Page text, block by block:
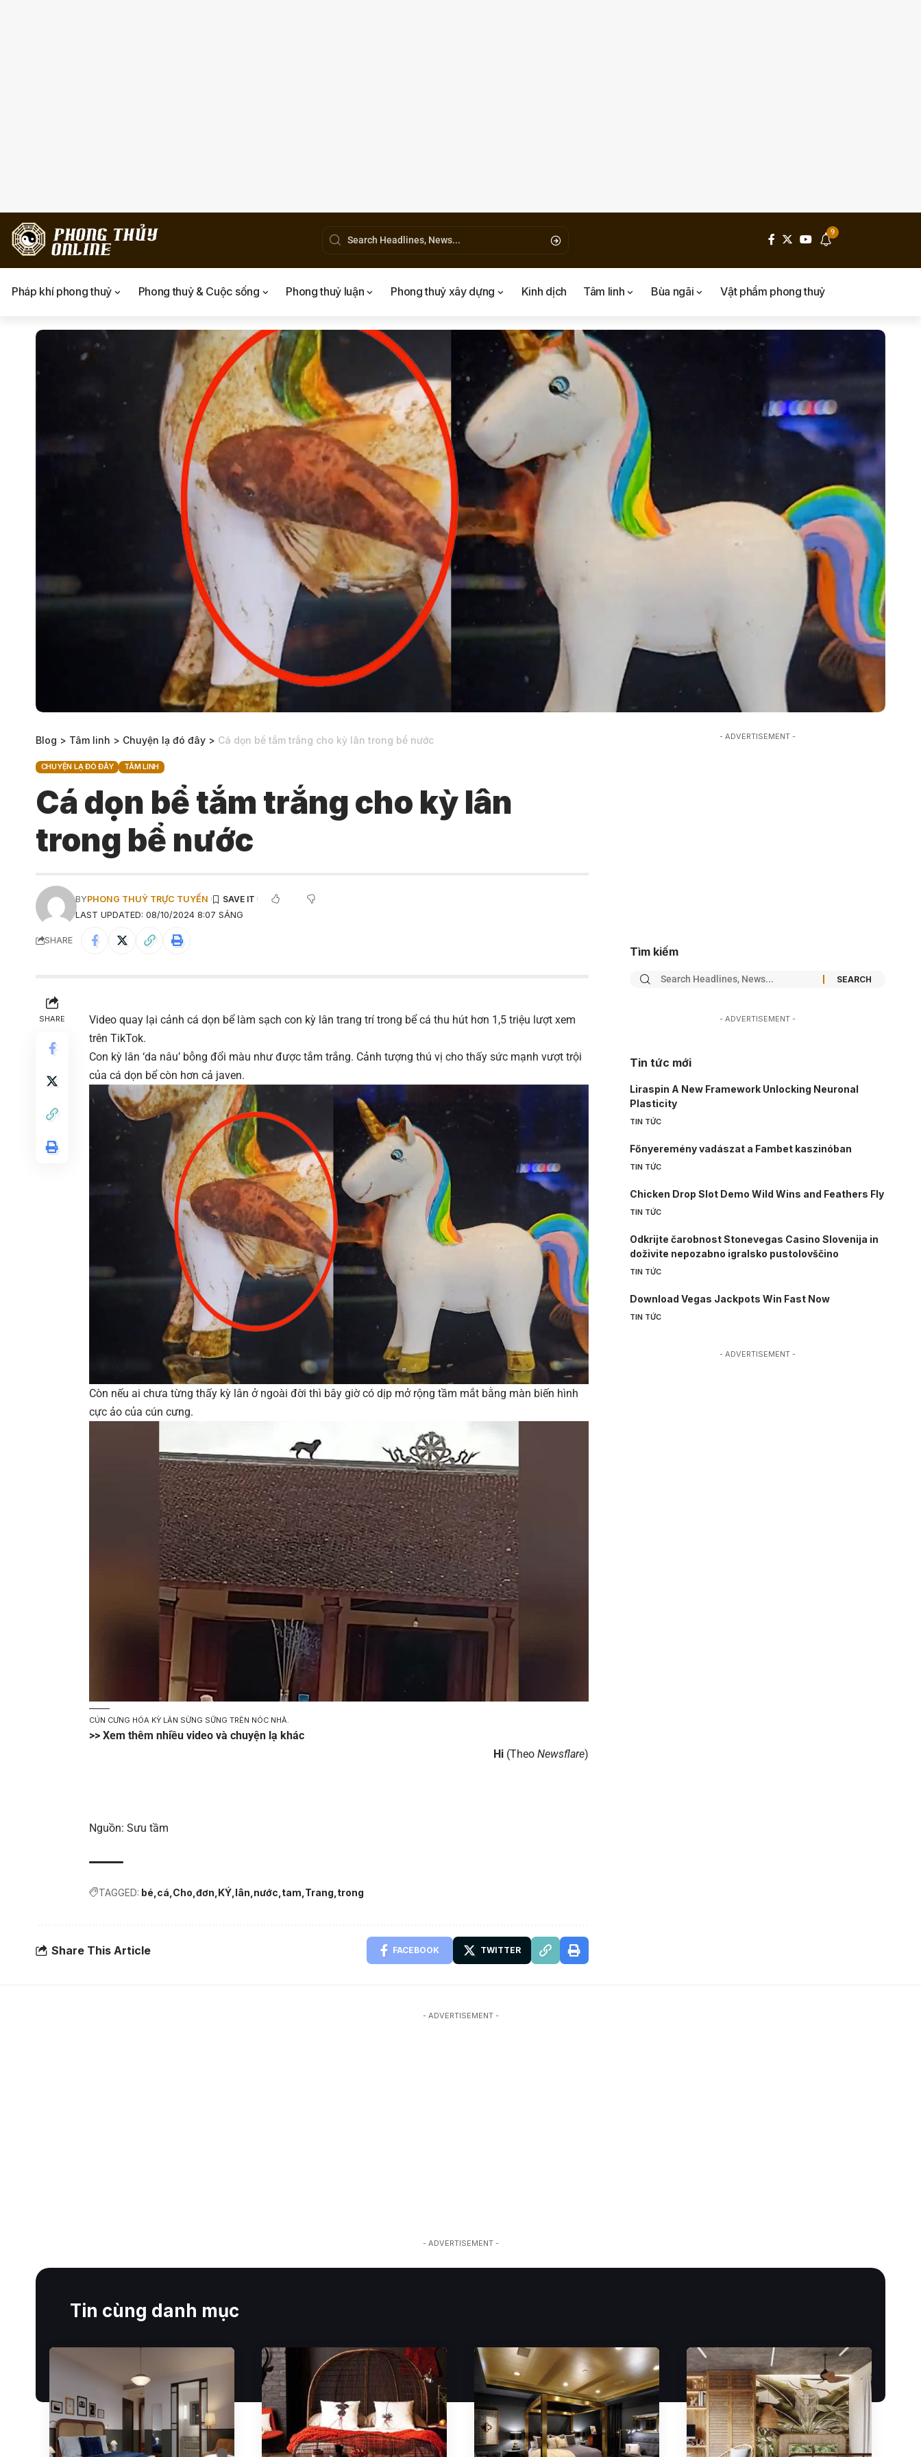
9
Pháp khí phong thuỷ Phong thuỷ & Cuộc sống Phong thuỷ luận Phong thuỷ xây dựng Kinh dịch Tâm linh Bùa ngãi Vật phẩm phong thuỷ
Blog > Tâm linh > Chuyện lạ đó đây > Cá dọn bể tắm trắng cho kỳ lân trong bể nước
CHUYỆN LẠ ĐÓ ĐÂY TÂM LINH
Cá dọn bể tắm trắng cho kỳ lân
trong bể nước
LAST UPDATED: 08/10/2024 8:07 SÁNG
BYPHONG THUỶ TRỰC TUYẾN
SHARE
SHARE
Video quay lại cảnh cá dọn bể làm sạch con kỳ lân trang trí trong bể cá thu hút hơn 1,5 triệu lượt xem
trên TikTok.
Con kỳ lân ‘da nâu’ bỗng đổi màu như được tắm trắng. Cảnh tượng thú vị cho thấy sức mạnh vượt trội
của cá dọn bể còn hơn cả javen.
Còn nếu ai chưa từng thấy kỳ lân ở ngoài đời thì bây giờ có dịp mở rộng tầm mắt bằng màn biến hình
cực ảo của cún cưng.
CÚN CƯNG HÓA KỲ LÂN SỪNG SỮNG TRÊN NÓC NHÀ.
>> Xem thêm nhiều video và chuyện lạ khác
Hi(Theo Newsflare)
Nguồn: Sưu tầm
TAGGED: bé cá Cho đơn KÝ lân nước tam Trang trong
Share This Article FACEBOOK TWITTER
- ADVERTISEMENT -
Tìm kiếm
- ADVERTISEMENT -
Tin tức mới
Liraspin A New Framework Unlocking Neuronal
Plasticity
TIN TỨC
Főnyeremény vadászat a Fambet kaszinóban
TIN TỨC
Chicken Drop Slot Demo Wild Wins and Feathers Fly
TIN TỨC
Odkrijte čarobnost Stonevegas Casino Slovenija in
doživite nepozabno igralsko pustolovščino
TIN TỨC
Download Vegas Jackpots Win Fast Now
TIN TỨC
- ADVERTISEMENT -
- ADVERTISEMENT -
- ADVERTISEMENT -
Tin cùng danh mục